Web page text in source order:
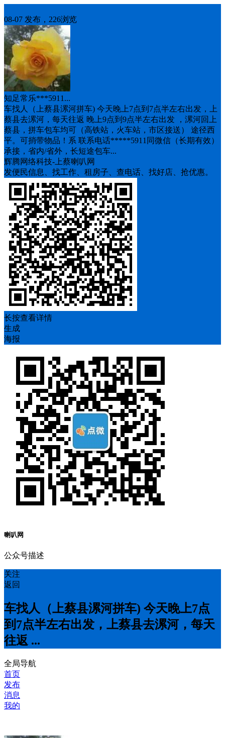
08-07 发布，226浏览
知足常乐***5911...
车找人（上蔡县漯河拼车) 今天晚上7点到7点半左右出发，上
蔡县去漯河，每天往返 晚上9点到9点半左右出发 ，漯河回上
蔡县，拼车包车均可（高铁站，火车站，市区接送） 途径西
平。可捎带物品！系 联系电话*****5911同微信（长期有效）
承接，省内/省外，长短途包车...
辉腾网络科技-上蔡喇叭网
发便民信息、找工作、租房子、查电话、找好店、抢优惠。
长按查看详情
生成
海报
喇叭网
公众号描述
关注
返回
车找人（上蔡县漯河拼车) 今天晚上7点
到7点半左右出发，上蔡县去漯河，每天
往返 ...
全局导航
首页
发布
消息
我的